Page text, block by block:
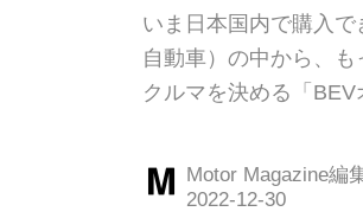
ージ・XC40リ
12位メルセデス
Motor
2022＞
いま日本国内で購入で
自動車）の中から、
クルマを決める「BEV
筆陣+編集長が採点。
る。今回は第3位に選
Motor Magazine編